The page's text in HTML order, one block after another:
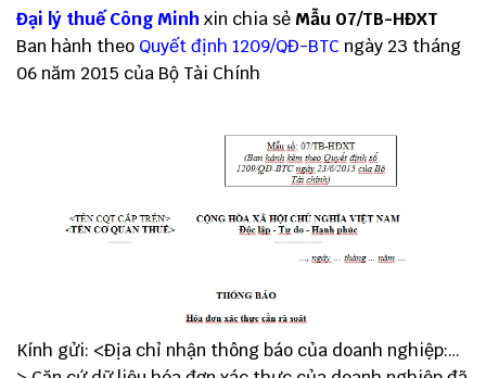
Đại lý thuế Công Minh xin chia sẻ Mẫu 07/TB-HĐXT
Ban hành theo Quyết định 1209/QĐ-BTC ngày 23 tháng
06 năm 2015 của Bộ Tài Chính
Kính gửi: <Địa chỉ nhận thông báo của doanh nghiệp:…